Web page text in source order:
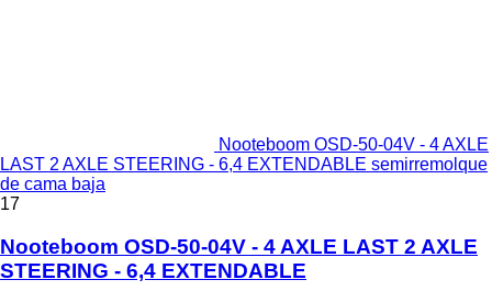
Nooteboom OSD-50-04V - 4 AXLE
LAST 2 AXLE STEERING - 6,4 EXTENDABLE semirremolque
de cama baja
17
Nooteboom OSD-50-04V - 4 AXLE LAST 2 AXLE
STEERING - 6,4 EXTENDABLE